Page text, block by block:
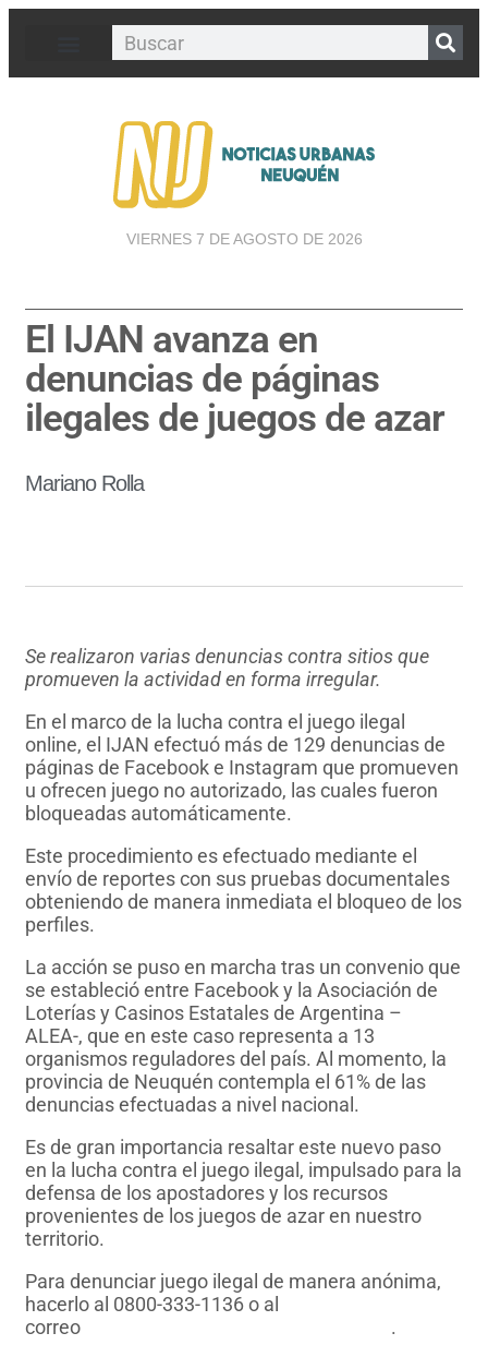
VIERNES 7 DE AGOSTO DE 2026
El IJAN avanza en
denuncias de páginas
ilegales de juegos de azar
Mariano Rolla
Se realizaron varias denuncias contra sitios que
promueven la actividad en forma irregular.
En el marco de la lucha contra el juego ilegal
online, el IJAN efectuó más de 129 denuncias de
páginas de Facebook e Instagram que promueven
u ofrecen juego no autorizado, las cuales fueron
bloqueadas automáticamente.
Este procedimiento es efectuado mediante el
envío de reportes con sus pruebas documentales
obteniendo de manera inmediata el bloqueo de los
perfiles.
La acción se puso en marcha tras un convenio que
se estableció entre Facebook y la Asociación de
Loterías y Casinos Estatales de Argentina –
ALEA-, que en este caso representa a 13
organismos reguladores del país. Al momento, la
provincia de Neuquén contempla el 61% de las
denuncias efectuadas a nivel nacional.
Es de gran importancia resaltar este nuevo paso
en la lucha contra el juego ilegal, impulsado para la
defensa de los apostadores y los recursos
provenientes de los juegos de azar en nuestro
territorio.
Para denunciar juego ilegal de manera anónima,
hacerlo al 0800-333-1136 o al
correo
.